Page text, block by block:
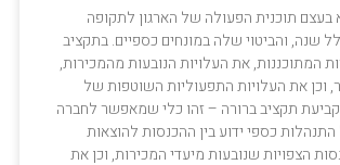
בעצם תוכנית הפעולה של הארגון לתקופה
שנה, והביטוי שלה במונחים כספיים. בתקציב
המתוכננות, את העלויות הנובעות מהמכירות,
וכן את העלויות התפעוליות השוטפות של
תקציב ברורה – זהו כלי שמאפשר לחברה
כספי ידוע בין ההכנסות להוצאות
הצפויות שנובעות מיעדי המכירות, וכן את